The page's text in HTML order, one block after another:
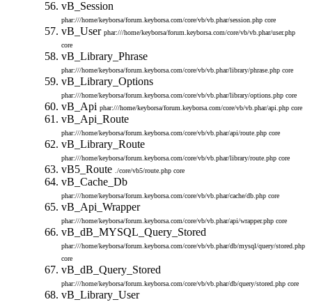
vB_Session
phar:///home/keyborsa/forum.keyborsa.com/core/vb/vb.phar/session.php core
vB_User phar:///home/keyborsa/forum.keyborsa.com/core/vb/vb.phar/user.php
core
vB_Library_Phrase
phar:///home/keyborsa/forum.keyborsa.com/core/vb/vb.phar/library/phrase.php core
vB_Library_Options
phar:///home/keyborsa/forum.keyborsa.com/core/vb/vb.phar/library/options.php core
vB_Api phar:///home/keyborsa/forum.keyborsa.com/core/vb/vb.phar/api.php core
vB_Api_Route
phar:///home/keyborsa/forum.keyborsa.com/core/vb/vb.phar/api/route.php core
vB_Library_Route
phar:///home/keyborsa/forum.keyborsa.com/core/vb/vb.phar/library/route.php core
vB5_Route ./core/vb5/route.php core
vB_Cache_Db
phar:///home/keyborsa/forum.keyborsa.com/core/vb/vb.phar/cache/db.php core
vB_Api_Wrapper
phar:///home/keyborsa/forum.keyborsa.com/core/vb/vb.phar/api/wrapper.php core
vB_dB_MYSQL_Query_Stored
phar:///home/keyborsa/forum.keyborsa.com/core/vb/vb.phar/db/mysql/query/stored.php
core
vB_dB_Query_Stored
phar:///home/keyborsa/forum.keyborsa.com/core/vb/vb.phar/db/query/stored.php core
vB_Library_User